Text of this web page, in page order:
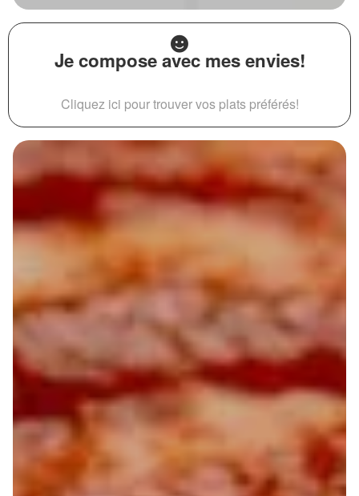
Je compose avec mes envies!
Cliquez ici pour trouver vos plats préférés!